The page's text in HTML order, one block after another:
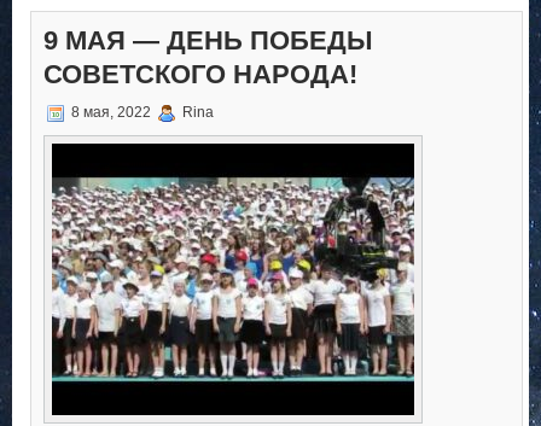
9 МАЯ — ДЕНЬ ПОБЕДЫ
СОВЕТСКОГО НАРОДА!
8 мая, 2022 Rina